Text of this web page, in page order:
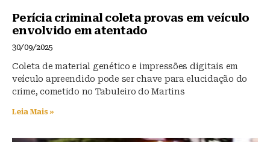
Perícia criminal coleta provas em veículo
envolvido em atentado
30/09/2025
Coleta de material genético e impressões digitais em
veículo apreendido pode ser chave para elucidação do
crime, cometido no Tabuleiro do Martins
Leia Mais »